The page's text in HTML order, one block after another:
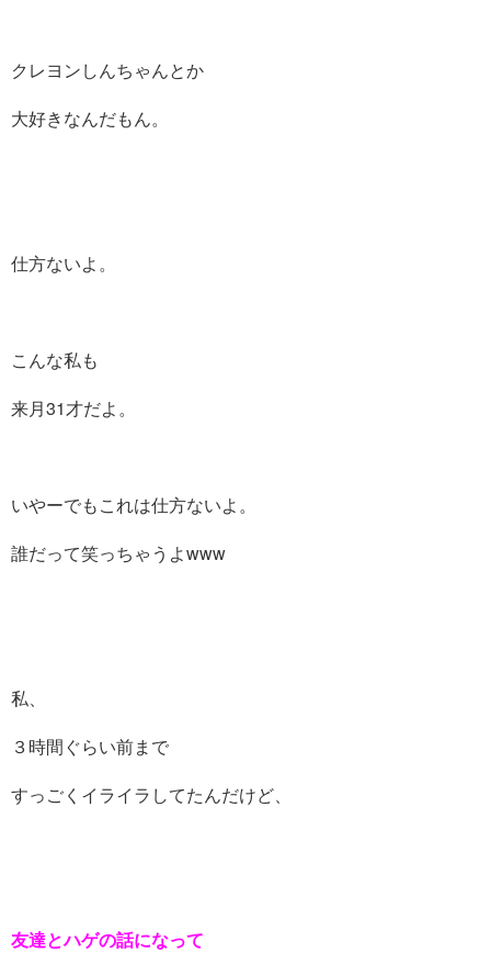
クレヨンしんちゃんとか
大好きなんだもん。
仕方ないよ。
こんな私も
来月31才だよ。
いやーでもこれは仕方ないよ。
誰だって笑っちゃうよwww
私、
３時間ぐらい前まで
すっごくイライラしてたんだけど、
友達とハゲの話になって